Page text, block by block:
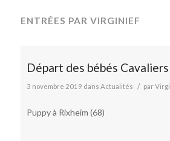
ENTRÉES PAR VIRGINIEF
Départ des bébés
3 novembre 2019 dans Actualités / par
Puppy à Rixheim (68)